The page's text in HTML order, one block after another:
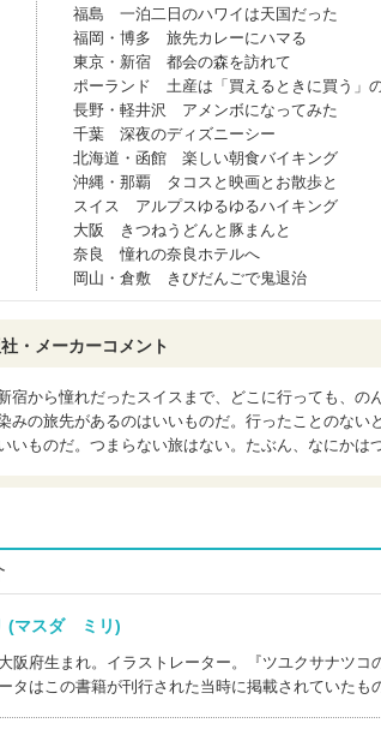
福島 一泊二日のハワイは天国だった
福岡・博多 旅先カレーにハマる
東京・新宿 都会の森を訪れて
ポーランド 土産は「買えるときに買う」
長野・軽井沢 アメンボになってみた
千葉 深夜のディズニーシー
北海道・函館 楽しい朝食バイキング
沖縄・那覇 タコスと映画とお散歩と
スイス アルプスゆるゆるハイキング
大阪 きつねうどんと豚まんと
奈良 憧れの奈良ホテルへ
岡山・倉敷 きびだんごで鬼退治
・メーカーコメント
宿から憧れだったスイスまで、どこに行っても、の
みの旅先があるのはいいものだ。行ったことのな
いものだ。つまらない旅はない。たぶん、なにかは
(マスダ ミリ)
阪府生まれ。イラストレーター。『ツユクサナツ
タはこの書籍が刊行された当時に掲載されていたも